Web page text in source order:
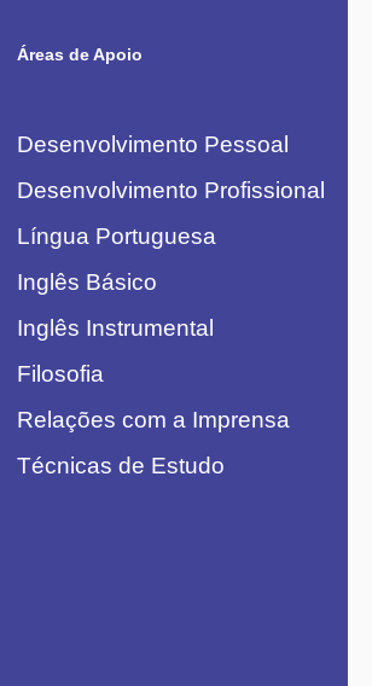
Áreas de Apoio
Desenvolvimento Pessoal
Desenvolvimento Profissional
Língua Portuguesa
Inglês Básico
Inglês Instrumental
Filosofia
Relações com a Imprensa
Técnicas de Estudo